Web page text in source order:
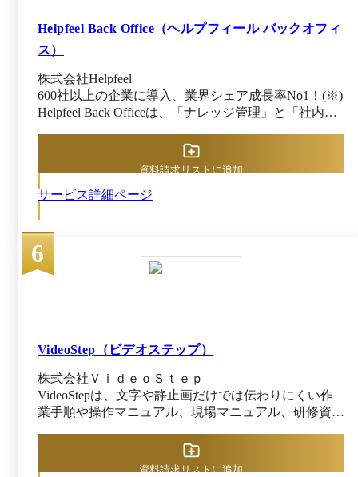
で記入可能、文字装飾可能なので、文字量が多い
規定規約も整備可能。 ・1ステップあたり4コン
リーンショット挿入可能。ツール操作手順書もわ
かりやすく作成できる。 ・5階層フォルダ×細か
なアクセス権限設定で、複数部門をまたいだ運用
や全社展開に強い。部門内の業務マニュアルか
規模でも継続しやすい価格帯・プラン。部門内利
用から初めて全社に拡大する段階導入可能。 ・
専任メンバーによるCOCOMITE導入・浸透伴走
支援あり。フォルダ設計やマニュアル整備スケジ
Helpfeel Back Office（ヘルプフィール バックオフィ
ス）
株式会社Helpfeel
600社以上の企業に導入、業界シェア成長率No1！(※)
Helpfeel Back Officeは、「ナレッジ管理」と「社内ヘ
FAQシステムです。特許技術「意図予測検索」と生成
AIを融合させ、従業員が知りたい情報に秒速でアク
化・標準化し、業務効率を飛躍的に高めます。FAQの
レッジ基盤を構築します。 ※出典元：Helpfeel公式
HP、 富士キメラ総研「2025 生成 AI／LLMで飛躍す
るAI市場総調査」（2025年10月14日閲覧）
サービス詳細ページ
資料請求リストに追加
6
VideoStep（ビデオステップ）
株式会社ＶｉｄｅｏＳｔｅｐ
VideoStepは、文字や静止画だけでは伝わりにくい作
業手順や操作マニュアル、現場マニュアル、研修資料
で代替できるようになるので、人材育成や引き継ぎに
資料請求リストに追加